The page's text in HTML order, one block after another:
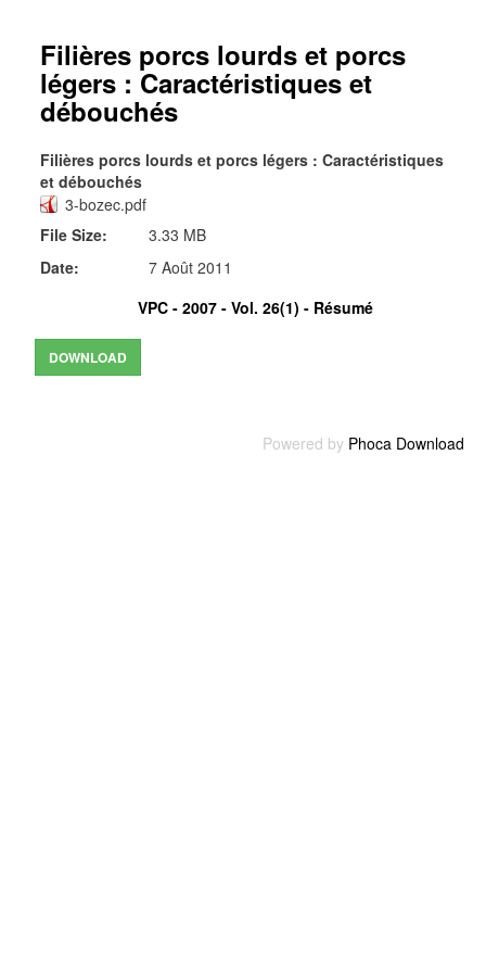
Filières porcs lourds et porcs
légers : Caractéristiques et
débouchés
Filières porcs lourds et porcs légers : Caractéristiques
et débouchés
3-bozec.pdf
File Size:
3.33 MB
Date:
7 Août 2011
VPC - 2007 - Vol. 26(1) - Résumé
Powered by Phoca Download